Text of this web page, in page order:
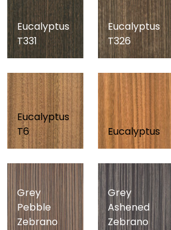
Eucalyptus
T331
Eucalyptus
T326
Eucalyptus
T6
Eucalyptus
Grey
Pebble
Zebrano
Grey
Ashened
Zebrano